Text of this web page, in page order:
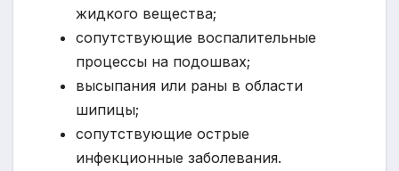
жидкого вещества;
сопутствующие воспалительные
процессы на подошвах;
высыпания или раны в области
шипицы;
сопутствующие острые
инфекционные заболевания.